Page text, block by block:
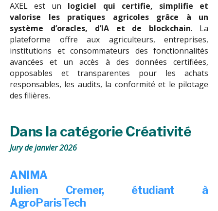
AXEL est un logiciel qui certifie, simplifie et
valorise les pratiques agricoles grâce à un
système d’oracles, d’IA et de blockchain. La
plateforme offre aux agriculteurs, entreprises,
institutions et consommateurs des fonctionnalités
avancées et un accès à des données certifiées,
opposables et transparentes pour les achats
responsables, les audits, la conformité et le pilotage
des filières.
Dans la catégorie Créativité
Jury de janvier 2026
ANIMA
Julien Cremer, étudiant à
AgroParisTech